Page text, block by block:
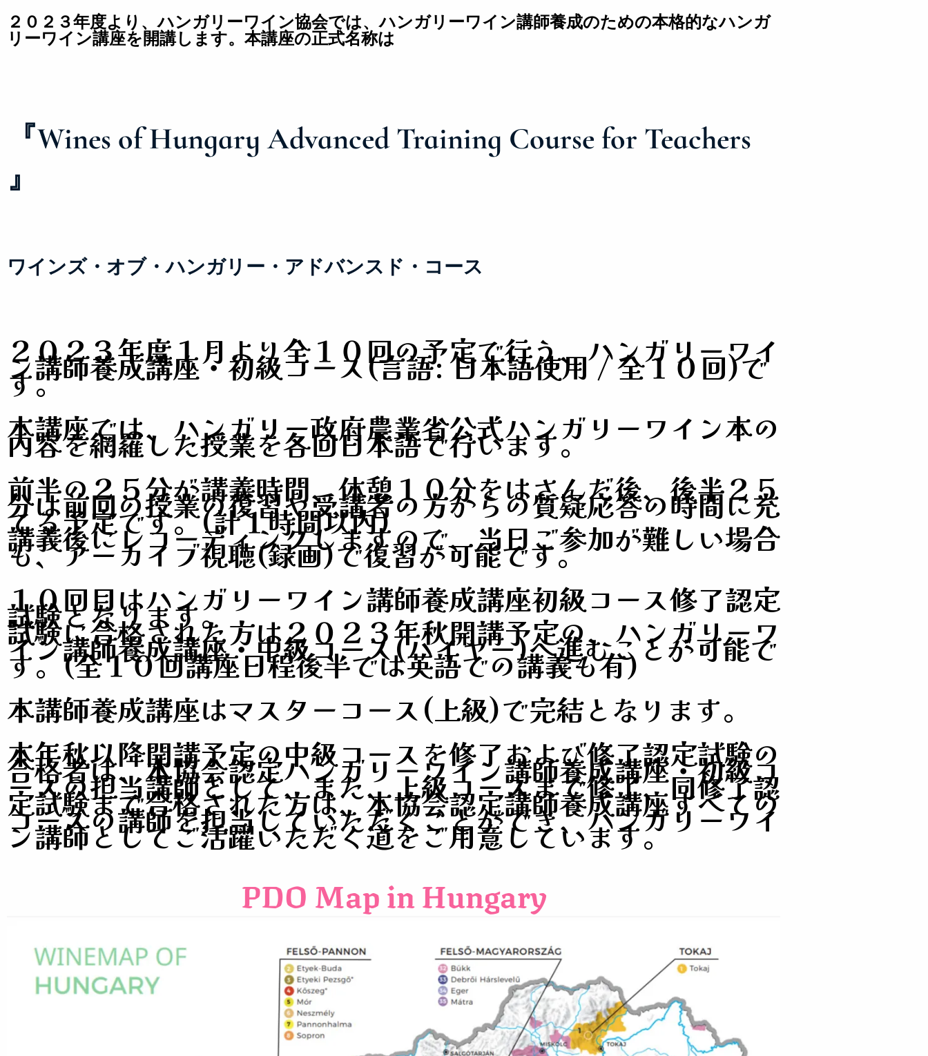
２０２３年度より、ハンガリーワイン協会では、ハンガリーワイン講師養成のための本格的なハンガ
リーワイン講座を開講します。 本講座の正式名称は
『Wines of Hungary Advanced Training Course for Teachers
』
ワインズ・オブ・ハンガリー・アドバンスド・コース
２０２３年度１月より全１０回の予定で行う、ハンガリーワイ
ン講師養成講座・初級コース(言語: 日本語使用 / 全１０回)で
す。
本講座では、ハンガリー政府農業省公式ハンガリーワイン本の
内容を網羅した授業を各回日本語で行います。
前半の２５分が講義時間、休憩１０分をはさんだ後、後半２５
分は前回の授業の復習や受講者の方からの質疑応答の時間に充
てる予定です。(計１時間以内)
講義後にレコーディングしますので、当日ご参加が難しい場合
も、アーカイブ視聴(録画)で復習が可能です。
１０回目はハンガリーワイン講師養成講座初級コース修了認定
試験となります。
試験に合格された方は２０２３年秋開講予定の、ハンガリーワ
イン講師養成講座・中級コース(ハイヤー)へ進むことが可能で
す。(全１０回講座日程後半では英語での講義も有)
本講師養成講座はマスターコース(上級)で完結となります。
本年秋以降開講予定の中級コースを修了および修了認定試験の
合格者は、本協会認定ハンガリーワイン講師養成講座・初級コ
ースの担当講師として、また、上級コースまで修了、同修了認
定試験まで合格された方は、本協会認定講師養成講座すべての
コースの講師を担当していただくことができ、ハンガリーワイ
ン講師としてご活躍いただく道をご用意しています。
PDO Map in Hungary